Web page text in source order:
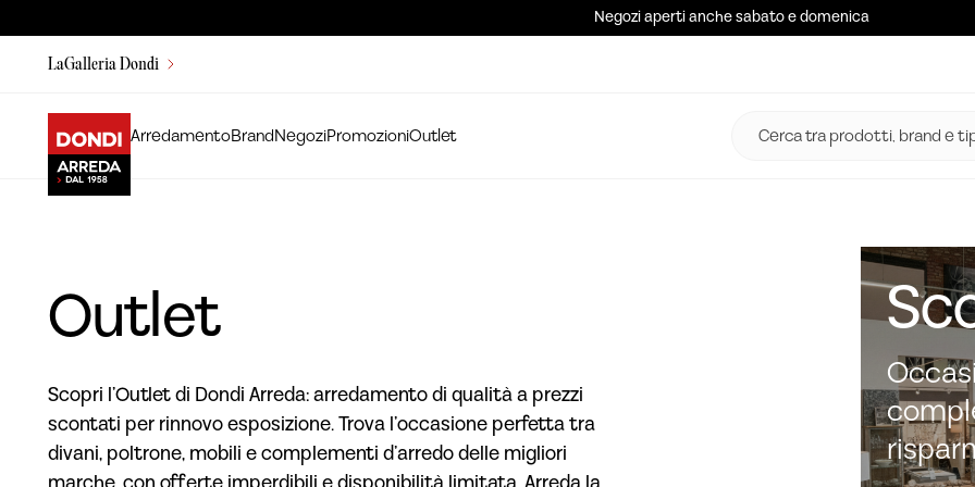
Negozi aperti anche sabato e domenica
LaGalleria Dondi
ArredamentoBrandNegoziPromozioniOutlet
Outlet
Scopri l’Outlet di Dondi Arreda: arredamento di qualità a prezzi
scontati per rinnovo esposizione. Trova l’occasione perfetta tra
divani, poltrone, mobili e complementi d’arredo delle migliori